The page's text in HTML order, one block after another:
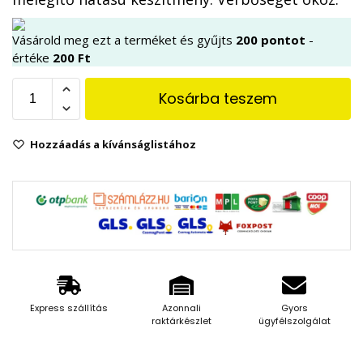
Vásárold meg ezt a terméket és gyűjts 200 pontot -
értéke 200 Ft
Kosárba teszem
Hozzáadás a kívánságlistához
Express szállítás
Azonnali
raktárkészlet
Gyors
ügyfélszolgálat